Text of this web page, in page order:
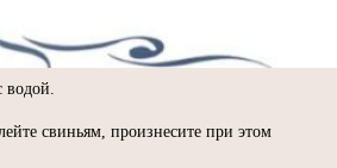
свиньям, произнесите при этом